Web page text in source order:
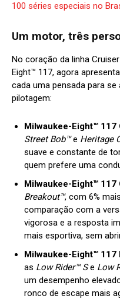
100 séries especiais no
Um motor, três
No coração da linha
Eight™ 117, agora
cada uma pensada para
pilotagem:
Milwaukee-Eight™ 117
Street Bob™e Heritage
suave e constante de
quem prefere uma
Milwaukee-Eight™ 117
Breakout™, com 6%
comparação com a
vigorosa e a resposta
mais esportiva, sem
Milwaukee-Eight™ 117
as Low Rider™ Se Low
um desempenho
ronco de escape mais